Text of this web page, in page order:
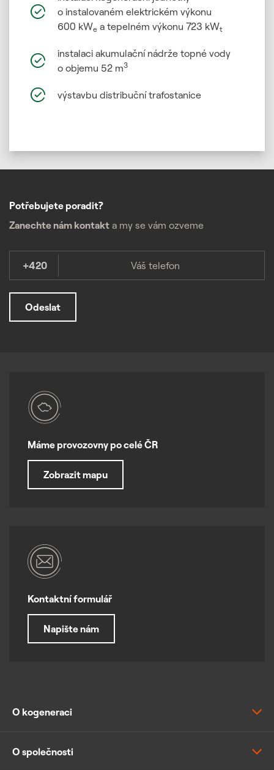
o instalovaném elektrickém výkonu
600 kWe a tepelném výkonu 723 kWt
instalaci akumulační nádrže topné vody
o objemu 52 m3
výstavbu distribuční trafostanice
Potřebujete poradit?
Zanechte nám kontakt a my se vám ozveme
+420
Odeslat
Máme provozovny po celé ČR
Zobrazit mapu
Kontaktní formulář
Napište nám
O kogeneraci
Výhody a principy kogenerace
O společnosti